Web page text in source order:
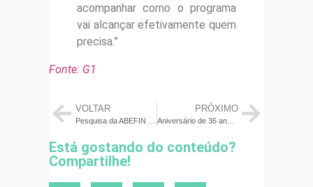
acompanhar como o programa
vai alcançar efetivamente quem
precisa.”
Fonte: G1
VOLTAR PRÓXIMO
Aniversário de 36 anos da Credicoamo é marcado por lançamentos
Está gostando do conteúdo?
Compartilhe!